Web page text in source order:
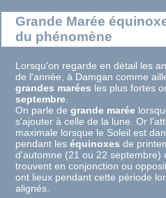
Grande Marée
du phénomène
Lorsqu'on regarde en détail les
de l'année, à Damgan comme
grandes marées les plus fortes
septembre
On parle degrande marée
s'ajouter à celle de la lune. Or
maximale lorsque le Soleil est
pendant leséquinoxes de
d'automne (21 ou 22 septembre)
trouvent en conjonction ou
ont lieux pendant cette période
alignés.